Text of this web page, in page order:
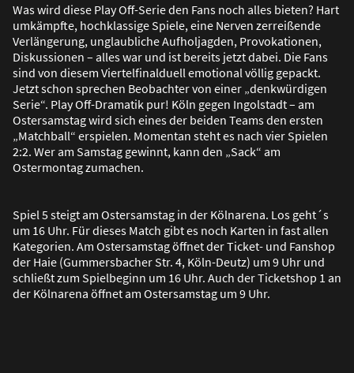
Was wird diese Play Off-Serie den Fans noch alles bieten? Hart
umkämpfte, hochklassige Spiele, eine Nerven zerreißende
Verlängerung, unglaubliche Aufholjagden, Provokationen,
Diskussionen – alles war und ist bereits jetzt dabei. Die Fans
sind von diesem Viertelfinalduell emotional völlig gepackt.
Jetzt schon sprechen Beobachter von einer „denkwürdigen
Serie“. Play Off-Dramatik pur! Köln gegen Ingolstadt – am
Ostersamstag wird sich eines der beiden Teams den ersten
„Matchball“ erspielen. Momentan steht es nach vier Spielen
2:2. Wer am Samstag gewinnt, kann den „Sack“ am
Ostermontag zumachen.
Spiel 5 steigt am Ostersamstag in der Kölnarena. Los geht´s
um 16 Uhr. Für dieses Match gibt es noch Karten in fast allen
Kategorien. Am Ostersamstag öffnet der Ticket- und Fanshop
der Haie (Gummersbacher Str. 4, Köln-Deutz) um 9 Uhr und
schließt zum Spielbeginn um 16 Uhr. Auch der Ticketshop 1 an
der Kölnarena öffnet am Ostersamstag um 9 Uhr.